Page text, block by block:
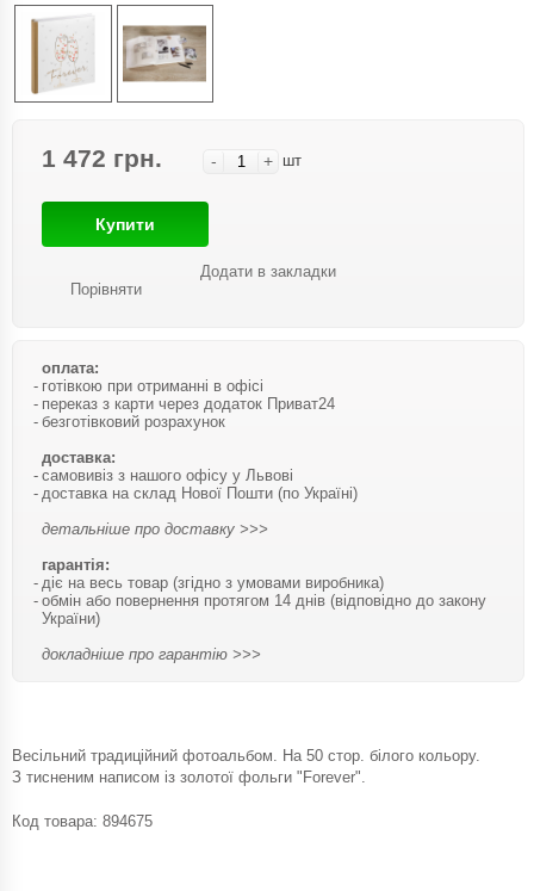
1 472 грн. - + шт
Купити
Порівняти
Додати в закладки
оплата:
готівкою при отриманні в офісі
переказ з карти через додаток Приват24
безготівковий розрахунок
доставка:
самовивіз з нашого офісу у Львові
доставка на склад Нової Пошти (по Україні)
детальніше про доставку >>>
гарантія:
діє на весь товар (згідно з умовами виробника)
обмін або повернення протягом 14 днів (відповідно до закону
України)
докладніше про гарантію >>>
Весільний традиційний фотоальбом. На 50 стор. білого кольору.
З тисненим написом із золотої фольги "Forever".
Код товара: 894675